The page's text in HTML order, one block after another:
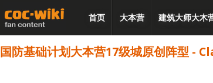
首页 大本营 建筑大师大木
国防基础计划大本营17级城原创阵型 -